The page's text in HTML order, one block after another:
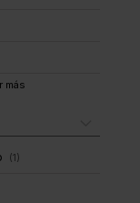
más
(1)